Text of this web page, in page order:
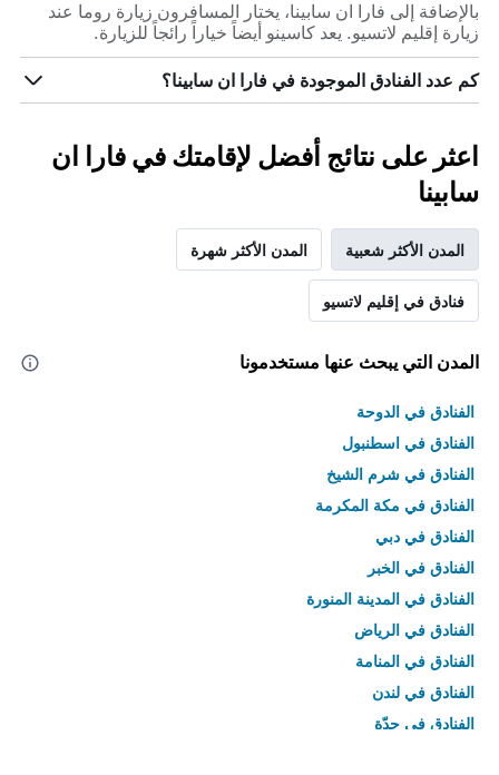
بالإضافة إلى فارا ان سابينا، يختار المسافرون زيارة روما عند
زيارة إقليم لاتسيو. يعد كاسينو أيضاً خياراً رائجاً للزيارة.
كم عدد الفنادق الموجودة في فارا ان سابينا؟
اعثر على نتائج أفضل لإقامتك في فارا ان
سابينا
المدن الأكثر شعبية المدن الأكثر شهرة
فنادق في إقليم لاتسيو
المدن التي يبحث عنها مستخدمونا
الفنادق في الدوحة
الفنادق في اسطنبول
الفنادق في شرم الشيخ
الفنادق في مكة المكرمة
الفنادق في دبي
الفنادق في الخبر
الفنادق في المدينة المنورة
الفنادق في الرياض
الفنادق في المنامة
الفنادق في لندن
الفنادق في جدّة